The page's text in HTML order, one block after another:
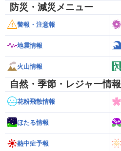
防災・減災メニュー
警報・注意報
地震情報
火山情報
自然・季節・レジャー情報
花粉飛散情報
ほたる情報
熱中症予報